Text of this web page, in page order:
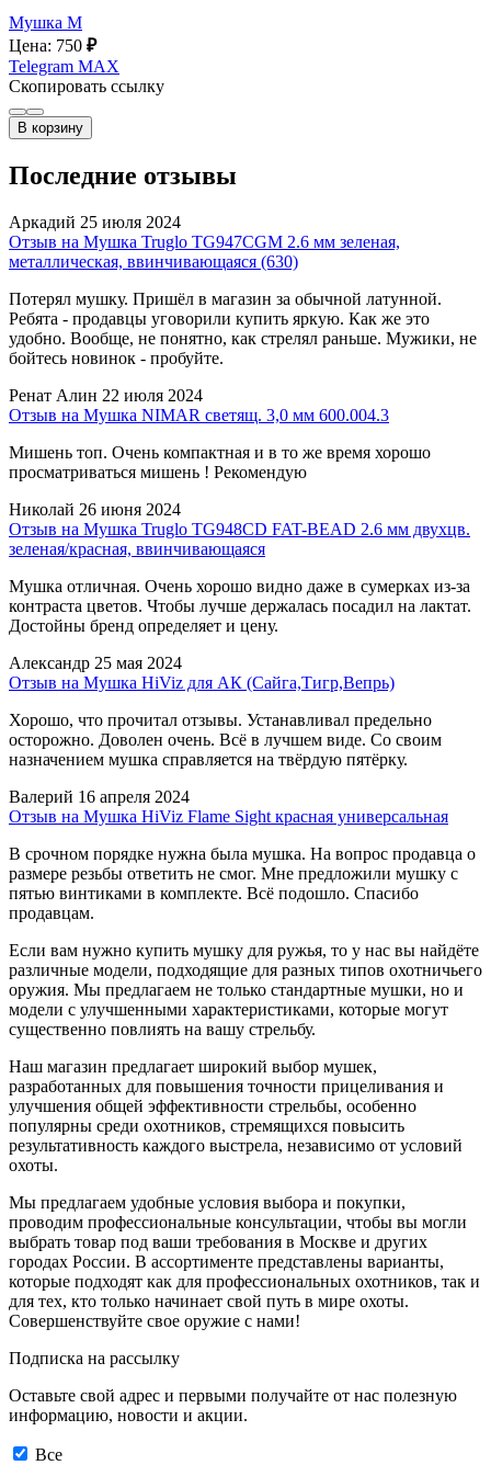
Мушка М
Цена: 750 ₽
Telegram MAX
Скопировать ссылку
В корзину
Последние отзывы
Аркадий 25 июля 2024
Отзыв на Мушка Truglo TG947CGM 2.6 мм зеленая,
металлическая, ввинчивающаяся (630)
Потерял мушку. Пришёл в магазин за обычной латунной.
Ребята - продавцы уговорили купить яркую. Как же это
удобно. Вообще, не понятно, как стрелял раньше. Мужики, не
бойтесь новинок - пробуйте.
Ренат Алин 22 июля 2024
Отзыв на Мушка NIMAR светящ. 3,0 мм 600.004.3
Мишень топ. Очень компактная и в то же время хорошо
просматриваться мишень ! Рекомендую
Николай 26 июня 2024
Отзыв на Мушка Truglo TG948CD FAT-BEAD 2.6 мм двухцв.
зеленая/красная, ввинчивающаяся
Мушка отличная. Очень хорошо видно даже в сумерках из-за
контраста цветов. Чтобы лучше держалась посадил на лактат.
Достойны бренд определяет и цену.
Александр 25 мая 2024
Отзыв на Мушка HiViz для АК (Сайга,Тигр,Вепрь)
Хорошо, что прочитал отзывы. Устанавливал предельно
осторожно. Доволен очень. Всё в лучшем виде. Со своим
назначением мушка справляется на твёрдую пятёрку.
Валерий 16 апреля 2024
Отзыв на Мушка HiViz Flame Sight красная универсальная
В срочном порядке нужна была мушка. На вопрос продавца о
размере резьбы ответить не смог. Мне предложили мушку с
пятью винтиками в комплекте. Всё подошло. Спасибо
продавцам.
Если вам нужно купить мушку для ружья, то у нас вы найдёте
различные модели, подходящие для разных типов охотничьего
оружия. Мы предлагаем не только стандартные мушки, но и
модели с улучшенными характеристиками, которые могут
существенно повлиять на вашу стрельбу.
Наш магазин предлагает широкий выбор мушек,
разработанных для повышения точности прицеливания и
улучшения общей эффективности стрельбы, особенно
популярны среди охотников, стремящихся повысить
результативность каждого выстрела, независимо от условий
охоты.
Мы предлагаем удобные условия выбора и покупки,
проводим профессиональные консультации, чтобы вы могли
выбрать товар под ваши требования в Москве и других
городах России. В ассортименте представлены варианты,
которые подходят как для профессиональных охотников, так и
для тех, кто только начинает свой путь в мире охоты.
Совершенствуйте свое оружие с нами!
Подписка на рассылку
Оставьте свой адрес и первыми получайте от нас полезную
информацию, новости и акции.
Все